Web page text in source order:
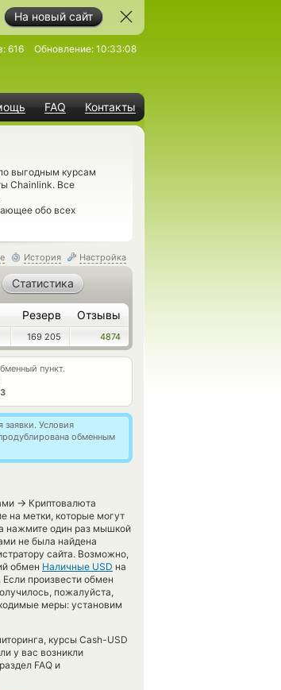
На новый сайт
FAQ Контакты
616 Обновление: 10:33:08
выгодным курсам
Chainlink. Все
обо всех
История Настройка
Статистика
Резерв Отзывы
169 205 4874
пункт.
заявки. Условия
обменным
→ Криптовалюта
на метки, которые могут
нажмите один раз мышкой
не была найдена
сайта. Возможно,
обмен Наличные USD на
произвести обмен
пожалуйста,
меры: установим
курсы Cash-USD
у вас возникли
FAQ и